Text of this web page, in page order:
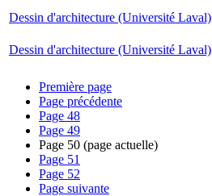
Dessin d'architecture (Université Laval)
Dessin d'architecture (Université Laval)
Première page
Page précédente
Page 48
Page 49
Page 50 (page actuelle)
Page 51
Page 52
Page suivante